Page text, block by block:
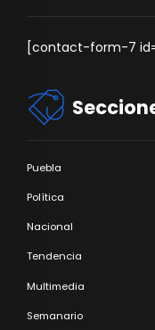
[contact-form-7
Puebla
Política
Nacional
Tendencia
Multimedia
Semanario